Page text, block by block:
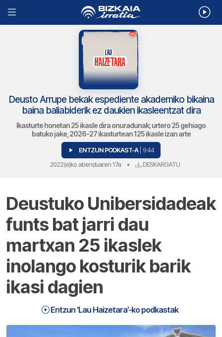
Deusto Arrupe bekak espediente akademiko bikaina
baina baliabiderik ez daukien ikasleentzat dira
Ikasturte honetan 25 ikasle dira onuradunak; urtero 25 gehiago
batuko jake, 2026-27 ikasturtean 125 ikasle izan arte
ENTZUN PODKAST-A | 9:44
2022(e)ko abenduaren 17a • DESKARGATU
Deustuko Unibersidadeak
funts bat jarri dau
martxan 25 ikaslek
inolango kosturik barik
ikasi dagien
Entzun ‘Lau Haizetara’-ko podkastak